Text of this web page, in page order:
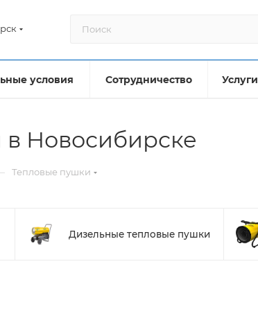
условия Сотрудничество Услуги
Новосибирске
Тепловые пушки
Дизельные тепловые пушки